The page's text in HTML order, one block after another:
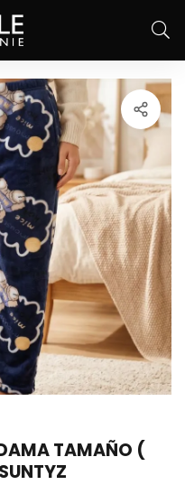
TAMAÑO (